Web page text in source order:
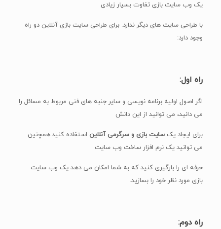
یک وب سایت بازی تفاوت بسیار زیادی
با طراحی سایت های دیگر ندارد. برای طراحی سایت بازی آنلاین دو راه
وجود دارد:
راه اول:
اگر اصول اولیه برنامه نویسی و سایر جنبه های فنی مربوط به مسائل را
می دانید، می توانید از این دانش
برای ایجاد یک سایت بازی و سرگرمی آنلاین استفاده کنید.همچنین
می توانید یک نرم افزار ساخت وب سایت
حرفه ای را بارگیری کنید که به شما امکان می دهد یک وب سایت
بازی مورد نظر خود را بسازید.
راه دوم: